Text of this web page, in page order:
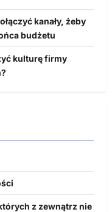
kanały, żeby
budżetu
kulturę firmy
z zewnątrz nie